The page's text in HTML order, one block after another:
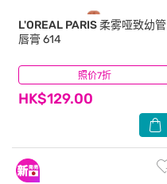
照价7折
L'OREAL PARIS柔雾哑致幼管
唇膏 614
HK$129.00
(0)